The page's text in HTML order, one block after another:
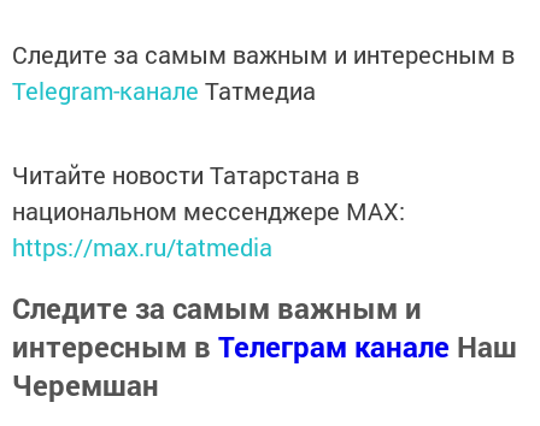
Следите за самым важным и интересным в
Telegram-канале Татмедиа
Читайте новости Татарстана в
национальном мессенджере MАХ:
https://max.ru/tatmedia
Следите за самым важным и
интересным в Телеграм канале Наш
Черемшан